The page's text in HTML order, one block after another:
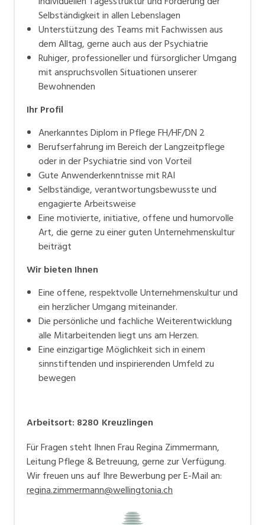
Selbständigkeit in allen Lebenslagen
Unterstützung des Teams mit Fachwissen aus
dem Alltag, gerne auch aus der Psychiatrie
Ruhiger, professioneller und fürsorglicher Umgang
mit anspruchsvollen Situationen unserer
Bewohnenden
Ihr Profil
Anerkanntes Diplom in Pflege FH/HF/DN 2
Berufserfahrung im Bereich der Langzeitpflege
oder in der Psychiatrie sind von Vorteil
Gute Anwenderkenntnisse mit RAI
Selbständige, verantwortungsbewusste und
engagierte Arbeitsweise
Eine motivierte, initiative, offene und humorvolle
Art, die gerne zu einer guten Unternehmenskultur
beiträgt
Wir bieten Ihnen
Eine offene, respektvolle Unternehmenskultur und
ein herzlicher Umgang miteinander.
Die persönliche und fachliche Weiterentwicklung
alle Mitarbeitenden liegt uns am Herzen.
Eine einzigartige Möglichkeit sich in einem
sinnstiftenden und inspirierenden Umfeld zu
bewegen
Arbeitsort: 8280 Kreuzlingen
Für Fragen steht Ihnen Frau Regina Zimmermann,
Leitung Pflege & Betreuung, gerne zur Verfügung.
Wir freuen uns auf Ihre Bewerbung per E-Mail an:
regina.zimmermann@wellingtonia.ch